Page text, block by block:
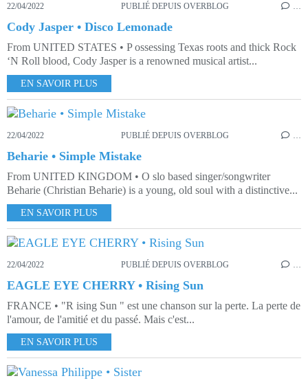
22/04/2022 PUBLIÉ DEPUIS OVERBLOG
Cody Jasper • Disco Lemonade
From UNITED STATES • P ossessing Texas roots and thick Rock
‘N Roll blood, Cody Jasper is a renowned musical artist...
EN SAVOIR PLUS
22/04/2022 PUBLIÉ DEPUIS OVERBLOG …
Beharie • Simple Mistake
From UNITED KINGDOM • O slo based singer/songwriter
Beharie (Christian Beharie) is a young, old soul with a distinctive...
EN SAVOIR PLUS
22/04/2022 PUBLIÉ DEPUIS OVERBLOG …
EAGLE EYE CHERRY • Rising Sun
FRANCE • "R ising Sun " est une chanson sur la perte. La perte de
l'amour, de l'amitié et du passé. Mais c'est...
EN SAVOIR PLUS